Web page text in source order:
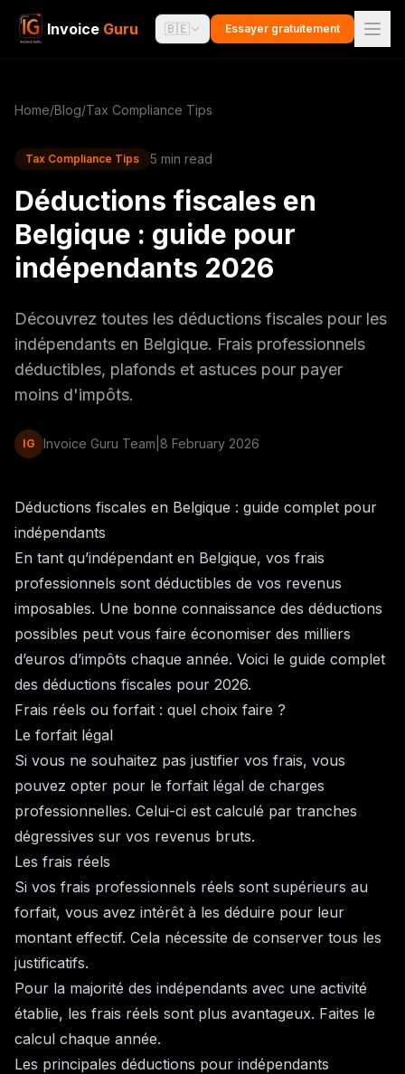
Invoice Guru 🇧🇪 Essayer gratuitement
Home/Blog/Tax Compliance Tips
Tax Compliance Tips 5 min read
Déductions fiscales en
Belgique : guide pour
indépendants 2026
Découvrez toutes les déductions fiscales pour les
indépendants en Belgique. Frais professionnels
déductibles, plafonds et astuces pour payer
moins d'impôts.
IG Invoice Guru Team 8 February 2026
Déductions fiscales en Belgique : guide complet pour
indépendants
En tant qu’indépendant en Belgique, vos frais
professionnels sont déductibles de vos revenus
imposables. Une bonne connaissance des déductions
possibles peut vous faire économiser des milliers
d’euros d’impôts chaque année. Voici le guide complet
des déductions fiscales pour 2026.
Frais réels ou forfait : quel choix faire ?
Le forfait légal
Si vous ne souhaitez pas justifier vos frais, vous
pouvez opter pour le forfait légal de charges
professionnelles. Celui-ci est calculé par tranches
dégressives sur vos revenus bruts.
Les frais réels
Si vos frais professionnels réels sont supérieurs au
forfait, vous avez intérêt à les déduire pour leur
montant effectif. Cela nécessite de conserver tous les
justificatifs.
Pour la majorité des indépendants avec une activité
établie, les frais réels sont plus avantageux. Faites le
calcul chaque année.
Les principales déductions pour indépendants